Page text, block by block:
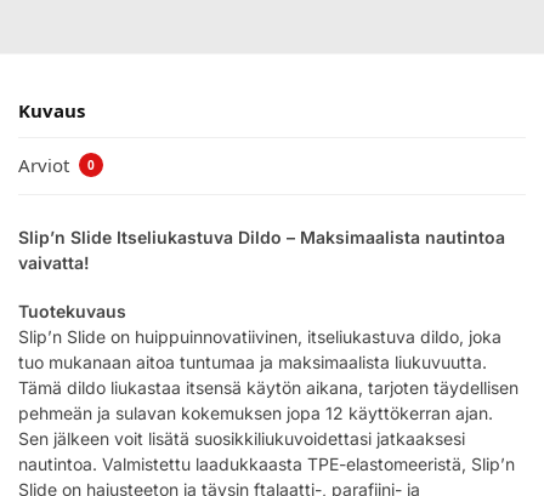
Kuvaus
Arviot 0
Slip’n Slide Itseliukastuva Dildo – Maksimaalista nautintoa
vaivatta!
Tuotekuvaus
Slip’n Slide on huippuinnovatiivinen, itseliukastuva dildo, joka
tuo mukanaan aitoa tuntumaa ja maksimaalista liukuvuutta.
Tämä dildo liukastaa itsensä käytön aikana, tarjoten täydellisen
pehmeän ja sulavan kokemuksen jopa 12 käyttökerran ajan.
Sen jälkeen voit lisätä suosikkiliukuvoidettasi jatkaaksesi
nautintoa. Valmistettu laadukkaasta TPE-elastomeeristä, Slip’n
Slide on hajusteeton ja täysin ftalaatti-, parafiini- ja